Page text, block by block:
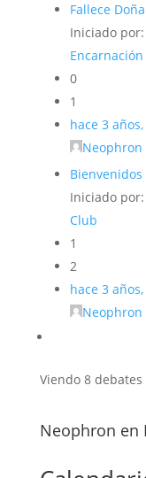
Fallece
Iniciado por:
0
1
hace 3
Neophron
Iniciado por:
Club
1
2
hace 3
Neophron
Viendo 8
Neophron en